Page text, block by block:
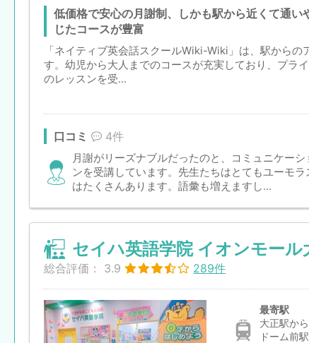
低価格で安心の月謝制、しかも駅から近くて通
じたコースが豊富
「ネイティブ英会話スクールWiki-Wiki」は、駅から
す。幼児から大人までのコースが充実しており、プラ
のレッスンを受...
口コミ 4件
月謝がリーズナブルだったのと、コミュニケー
ンを受講しています。先生たちはとてもユーモ
はたくさんあります。語彙も増えますし...
セイハ英語学院 イオンモー
総合評価： 3.9 289件
最寄駅
大正駅か
ドーム前